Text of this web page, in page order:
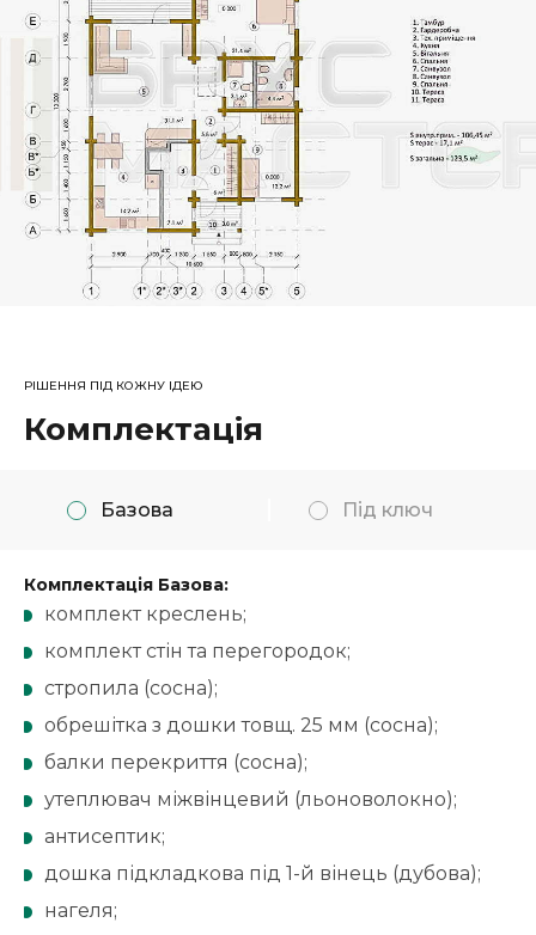
РІШЕННЯ ПІД КОЖНУ ІДЕЮ
Комплектація
Базова Під ключ
Комплектація Базова:
комплект креслень;
комплект стін та перегородок;
стропила (сосна);
обрешітка з дошки товщ. 25 мм (сосна);
балки перекриття (сосна);
утеплювач міжвінцевий (льоноволокно);
антисептик;
дошка підкладкова під 1-й вінець (дубова);
нагеля;